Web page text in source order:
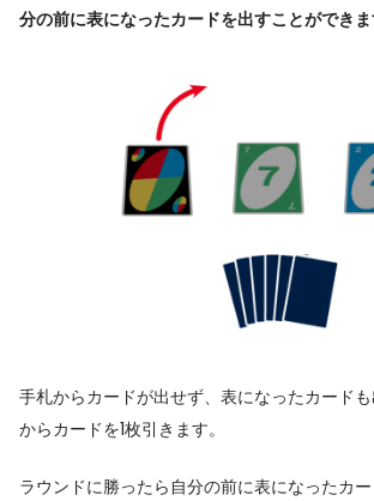
分の前に表になったカードを出すことができ
手札からカードが出せず、表になったカード
からカードを1枚引きます。
ラウンドに勝ったら自分の前に表になったカ